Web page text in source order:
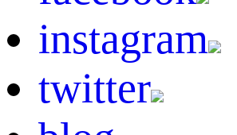
instagram
twitter